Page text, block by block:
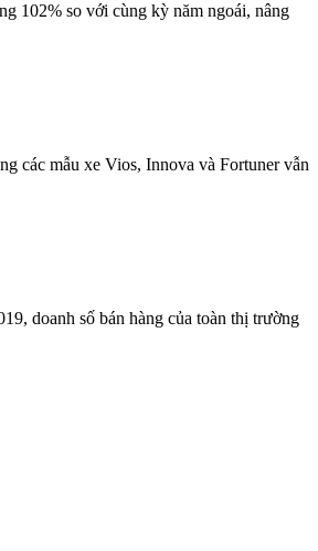
102% so với cùng kỳ năm ngoái, nâng
các mẫu xe Vios, Innova và Fortuner vẫn
doanh số bán hàng của toàn thị trường